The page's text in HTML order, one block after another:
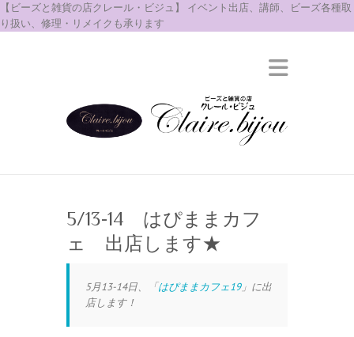
【ビーズと雑貨の店クレール・ビジュ】 イベント出店、講師、ビーズ各種取
り扱い、修理・リメイクも承ります
5/13-14 はぴままカフ
ェ 出店します★
5月13-14日、「はぴままカフェ19」に出
店します！